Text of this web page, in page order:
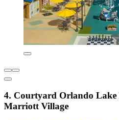
4. Courtyard Orlando Lake
Marriott Village